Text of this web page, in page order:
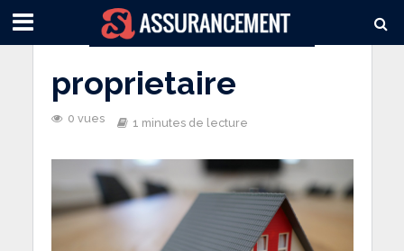
proprietaire
0 vues 1 minutes de lecture